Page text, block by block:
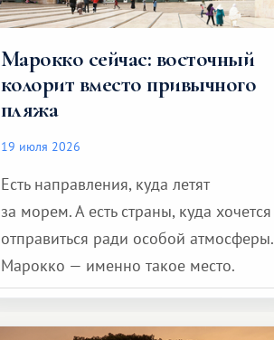
Марокко сейчас: восточный
колорит вместо привычного
пляжа
19 июля 2026
Есть направления, куда летят
за морем. А есть страны, куда хочется
отправиться ради особой атмосферы.
Марокко — именно такое место.